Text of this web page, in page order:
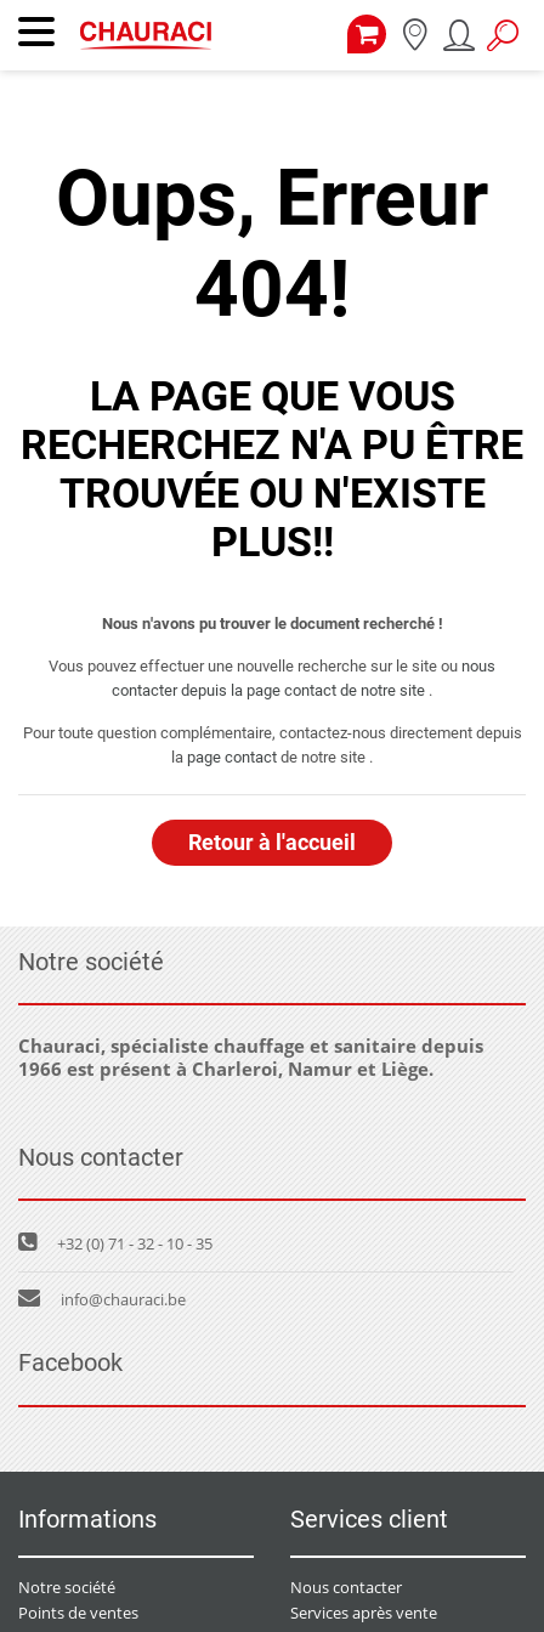
Oups, Erreur
404!
LA PAGE QUE VOUS
RECHERCHEZ N'A PU ÊTRE
TROUVÉE OU N'EXISTE
PLUS!!
Nous n'avons pu trouver le document recherché !
Vous pouvez effectuer une nouvelle recherche sur le site ou nous
contacter depuis la page contact de notre site .
Pour toute question complémentaire, contactez-nous directement depuis
la page contact de notre site .
Retour à l'accueil
Notre société
Chauraci, spécialiste chauffage et sanitaire depuis
1966 est présent à Charleroi, Namur et Liège.
Nous contacter
+32 (0) 71 - 32 - 10 - 35
info@chauraci.be
Facebook
Informations
Notre société
Points de ventes
Services client
Nous contacter
Services après vente